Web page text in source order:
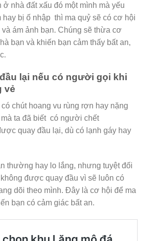
ở nhà đất xấu đó một mình mà yếu
hay bị ố nhập thì ma quỷ sẽ có cơ hội
ám ảnh bạn. Chúng sẽ thừa cơ
bạn và khiến bạn cảm thấy bất an,
lại nếu có người gọi khi
vẻ
chút hoang vu rùng rợn hay nặng
ta đã biết có người chết
quay đầu lại, dù có lạnh gáy hay
thường hay lo lắng, nhưng tuyệt đối
được quay đầu vì sẽ luôn có
dõi theo mình. Đây là cơ hội để ma
bạn có cảm giác bất an.